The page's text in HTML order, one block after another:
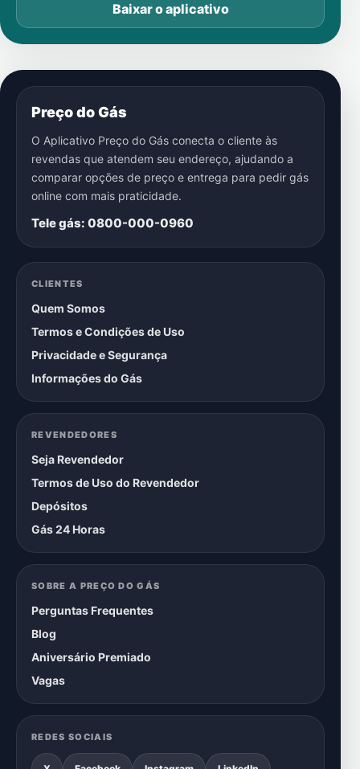
Baixar o aplicativo
Preço do Gás
O Aplicativo Preço do Gás conecta o cliente às
revendas que atendem seu endereço, ajudando a
comparar opções de preço e entrega para pedir gás
online com mais praticidade.
Tele gás: 0800-000-0960
CLIENTES
Quem Somos
Termos e Condições de Uso
Privacidade e Segurança
Informações do Gás
REVENDEDORES
Seja Revendedor
Termos de Uso do Revendedor
Depósitos
Gás 24 Horas
SOBRE A PREÇO DO GÁS
Perguntas Frequentes
Blog
Aniversário Premiado
Vagas
REDES SOCIAIS